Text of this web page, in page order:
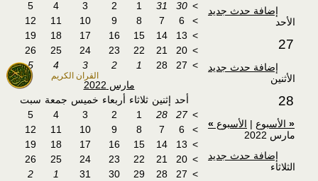
القران الكريم
إضافة حدث جديد
الأحد
27
إضافة حدث جديد
الأثنين
28
« الأسبوع | الأسبوع »
مارس 2022
إضافة حدث جديد
الثلاثاء
>
30
31
1
2
3
4
5
>
6
7
8
9
10
11
12
>
13
14
15
16
17
18
19
>
20
21
22
23
24
25
26
>
27
28
1
2
3
4
5
مارس 2022
أحد إثنين ثلاثاء أربعاء خميس جمعة سبت
>
27
28
1
2
3
4
5
>
6
7
8
9
10
11
12
>
13
14
15
16
17
18
19
>
20
21
22
23
24
25
26
>
27
28
29
30
31
1
2